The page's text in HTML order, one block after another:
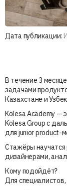
Дата публикации:
В течение 3
задачами
Казахстане и
Kolesa Academy —
Kolesa Group с
для junior product-
Стажёры научатся
дизайнерами,
Кому подойдёт?
Для